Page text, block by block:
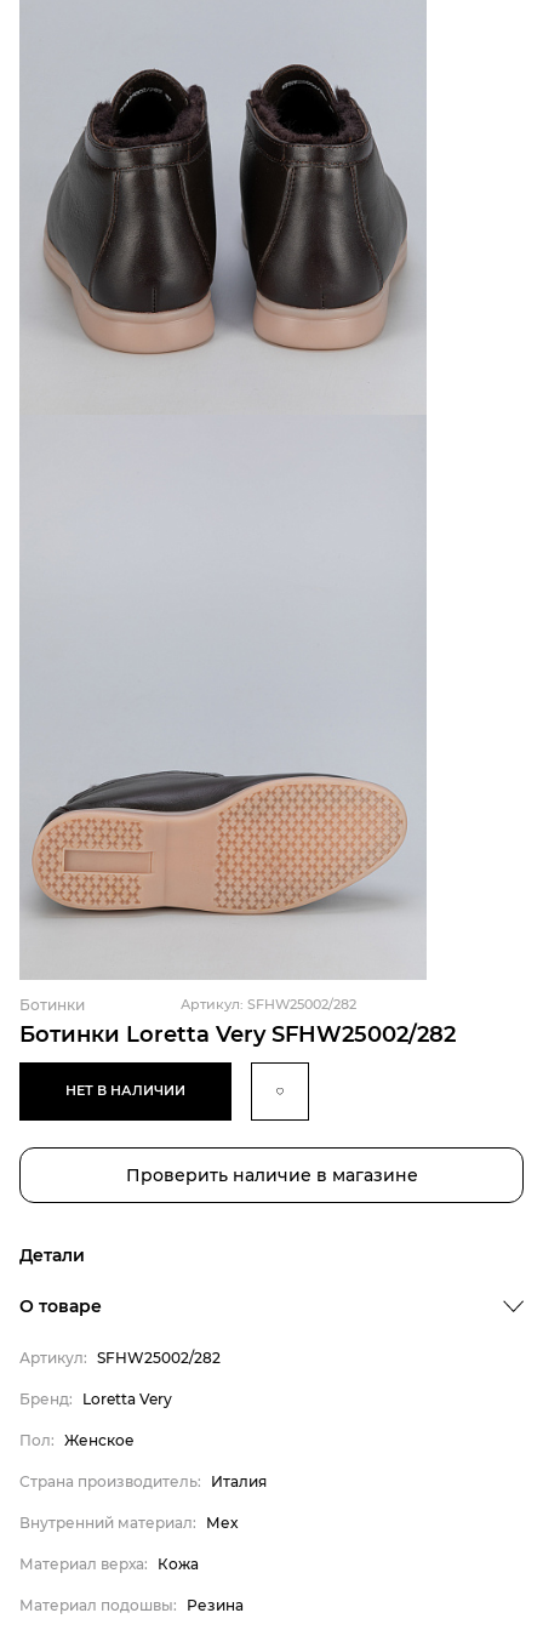
Ботинки Loretta Very SFHW25002/282
Ботинки Артикул: SFHW25002/282
НЕТ В НАЛИЧИИ
Проверить наличие в магазине
Детали
Бренд
Пол
Страна производитель
Внутренний материал
О товаре
Артикул: SFHW25002/282
Бренд: Loretta Very
Пол: Женское
Страна производитель: Италия
Внутренний материал: Мех
Материал верха: Кожа
Материал подошвы: Резина